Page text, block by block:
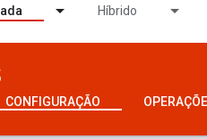
Híbrido
CONFIGURAÇÃO